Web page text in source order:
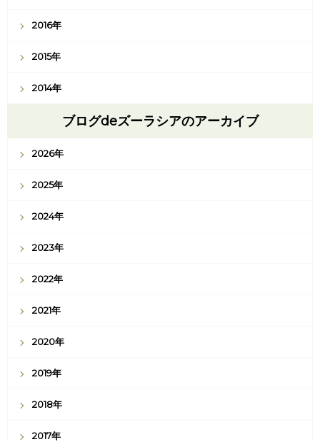
2016年
2015年
2014年
ブログdeズーラシアのアーカイブ
2026年
2025年
2024年
2023年
2022年
2021年
2020年
2019年
2018年
2017年